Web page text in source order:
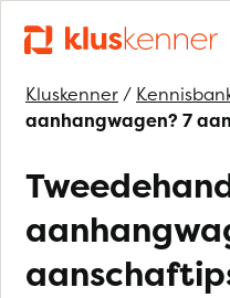
Kluskenner/
aanhangwagen? 7